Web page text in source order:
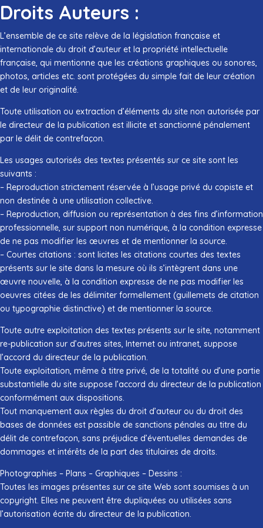
Droits Auteurs :
L’ensemble de ce site relève de la législation française et
internationale du droit d’auteur et la propriété intellectuelle
française, qui mentionne que les créations graphiques ou sonores,
photos, articles etc. sont protégées du simple fait de leur création
et de leur originalité.
Toute utilisation ou extraction d’éléments du site non autorisée par
le directeur de la publication est illicite et sanctionné pénalement
par le délit de contrefaçon.
Les usages autorisés des textes présentés sur ce site sont les
suivants :
– Reproduction strictement réservée à l’usage privé du copiste et
non destinée à une utilisation collective.
– Reproduction, diffusion ou représentation à des fins d’information
professionnelle, sur support non numérique, à la condition expresse
de ne pas modifier les œuvres et de mentionner la source.
– Courtes citations : sont licites les citations courtes des textes
présents sur le site dans la mesure où ils s’intègrent dans une
œuvre nouvelle, à la condition expresse de ne pas modifier les
oeuvres citées de les délimiter formellement (guillemets de citation
ou typographie distinctive) et de mentionner la source.
Toute autre exploitation des textes présents sur le site, notamment
re-publication sur d’autres sites, Internet ou intranet, suppose
l’accord du directeur de la publication.
Toute exploitation, même à titre privé, de la totalité ou d’une partie
substantielle du site suppose l’accord du directeur de la publication
conformément aux dispositions.
Tout manquement aux règles du droit d’auteur ou du droit des
bases de données est passible de sanctions pénales au titre du
délit de contrefaçon, sans préjudice d’éventuelles demandes de
dommages et intérêts de la part des titulaires de droits.
Photographies – Plans – Graphiques – Dessins :
Toutes les images présentes sur ce site Web sont soumises à un
copyright. Elles ne peuvent être dupliquées ou utilisées sans
l’autorisation écrite du directeur de la publication.